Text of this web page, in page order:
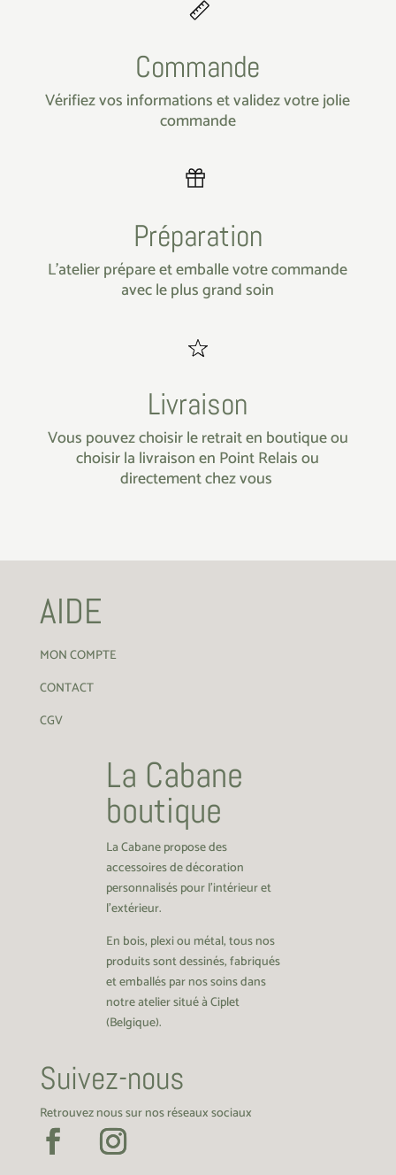
Commande
Vérifiez vos informations et validez votre jolie
commande
Préparation
L’atelier prépare et emballe votre commande
avec le plus grand soin
Livraison
Vous pouvez choisir le retrait en boutique ou
choisir la livraison en Point Relais ou
directement chez vous
AIDE
MON COMPTE
CONTACT
CGV
La Cabane
boutique
La Cabane propose des
accessoires de décoration
personnalisés pour l’intérieur et
l’extérieur.
En bois, plexi ou métal, tous nos
produits sont dessinés, fabriqués
et emballés par nos soins dans
notre atelier situé à Ciplet
(Belgique).
Suivez-nous
Retrouvez nous sur nos réseaux sociaux